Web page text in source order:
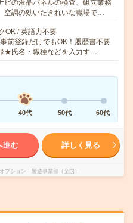
空調の効いたきれいな職場で…
OK / 英語力不要
前登録だけでもOK！履歴書不要
★氏名・職種などを入力す…
40代 50代 60代
進む 詳しく見る
プション 製造事業部（全国）